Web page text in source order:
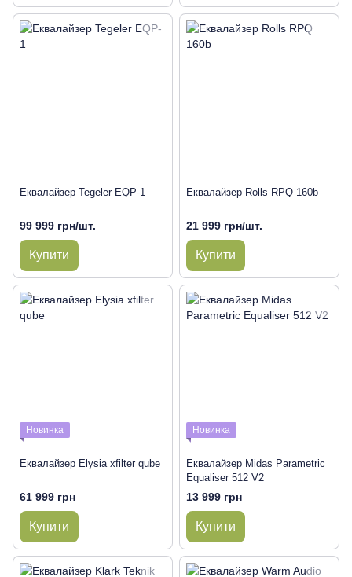
Еквалайзер Tegeler EQP-1
99 999 грн/шт.
Купити
Еквалайзер Rolls RPQ 160b
21 999 грн/шт.
Купити
Новинка
Еквалайзер Elysia xfilter qube
61 999 грн
Купити
Новинка
Еквалайзер Midas Parametric
Equaliser 512 V2
13 999 грн
Купити